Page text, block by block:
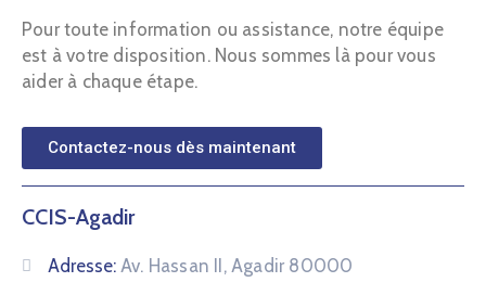
Pour toute information ou assistance, notre équipe
est à votre disposition. Nous sommes là pour vous
aider à chaque étape.
Contactez-nous dès maintenant
CCIS-Agadir
Adresse: Av. Hassan II, Agadir 80000